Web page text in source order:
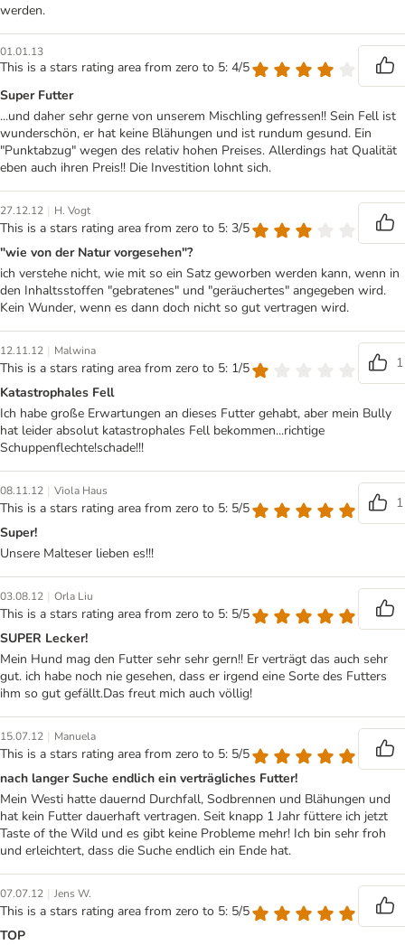
werden.
01.01.13
This is a stars rating area from zero to 5: 4/5
Super Futter
...und daher sehr gerne von unserem Mischling gefressen!! Sein Fell ist
wunderschön, er hat keine Blähungen und ist rundum gesund. Ein
"Punktabzug" wegen des relativ hohen Preises. Allerdings hat Qualität
eben auch ihren Preis!! Die Investition lohnt sich.
27.12.12 | H. Vogt
This is a stars rating area from zero to 5: 3/5
"wie von der Natur vorgesehen"?
ich verstehe nicht, wie mit so ein Satz geworben werden kann, wenn in
den Inhaltsstoffen "gebratenes" und "geräuchertes" angegeben wird.
Kein Wunder, wenn es dann doch nicht so gut vertragen wird.
12.11.12 | Malwina
This is a stars rating area from zero to 5: 1/5
1
Katastrophales Fell
Ich habe große Erwartungen an dieses Futter gehabt, aber mein Bully
hat leider absolut katastrophales Fell bekommen...richtige
Schuppenflechte!schade!!!
08.11.12 | Viola Haus
This is a stars rating area from zero to 5: 5/5
1
Super!
Unsere Malteser lieben es!!!
03.08.12 | Orla Liu
This is a stars rating area from zero to 5: 5/5
SUPER Lecker!
Mein Hund mag den Futter sehr sehr gern!! Er verträgt das auch sehr
gut. ich habe noch nie gesehen, dass er irgend eine Sorte des Futters
ihm so gut gefällt.Das freut mich auch völlig!
15.07.12 | Manuela
This is a stars rating area from zero to 5: 5/5
nach langer Suche endlich ein verträgliches Futter!
Mein Westi hatte dauernd Durchfall, Sodbrennen und Blähungen und
hat kein Futter dauerhaft vertragen. Seit knapp 1 Jahr füttere ich jetzt
Taste of the Wild und es gibt keine Probleme mehr! Ich bin sehr froh
und erleichtert, dass die Suche endlich ein Ende hat.
07.07.12 | Jens W.
This is a stars rating area from zero to 5: 5/5
TOP